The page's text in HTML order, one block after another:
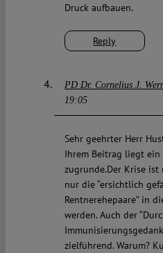
Reply
Druck aufbauen.
PD Dr. Cornelius J.
19:05
Sehr geehrter Herr
Ihrem Beitrag liegt
zugrunde.Der Krise
nur die “ersichtlich
Rentnerehepaare” in
werden. Auch der
zielführend. Warum?